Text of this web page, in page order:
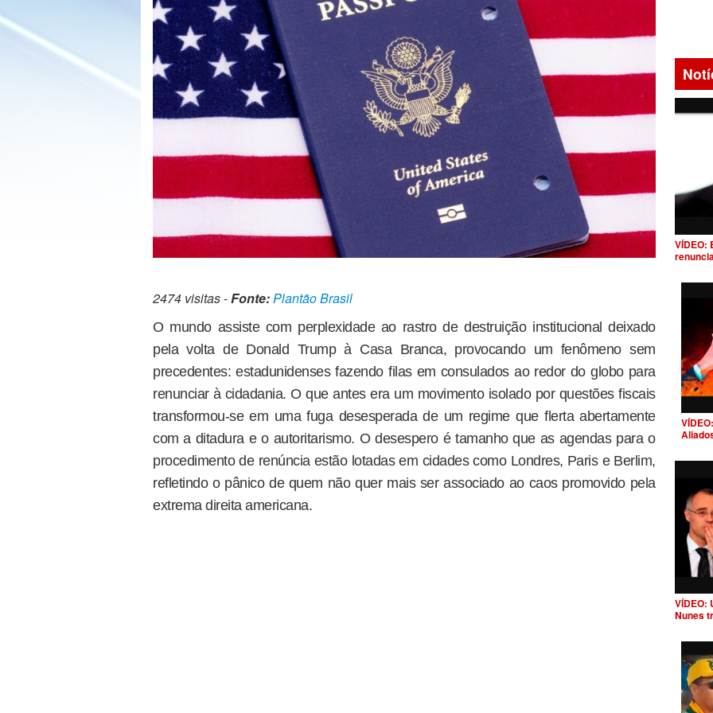
2474 visitas -Fonte:Plantão Brasil
O mundo assiste com perplexidade ao rastro de destruição institucional deixado
pela volta de Donald Trump à Casa Branca, provocando um fenômeno sem
precedentes: estadunidenses fazendo filas em consulados ao redor do globo para
renunciar à cidadania. O que antes era um movimento isolado por questões fiscais
transformou-se em uma fuga desesperada de um regime que flerta abertamente
com a ditadura e o autoritarismo. O desespero é tamanho que as agendas para o
procedimento de renúncia estão lotadas em cidades como Londres, Paris e Berlim,
refletindo o pânico de quem não quer mais ser associado ao caos promovido pela
extrema direita americana.
VÍDEO:
VÍDEO:
Nunes